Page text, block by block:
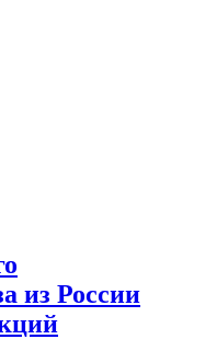
из России